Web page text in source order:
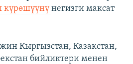
күрөшүүнү негизги максат
Кыргызстан, Казакстан,
бийликтери менен